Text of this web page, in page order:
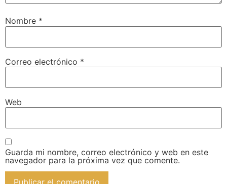
Nombre *
Correo electrónico *
Web
Guarda mi nombre, correo electrónico y web en este
navegador para la próxima vez que comente.